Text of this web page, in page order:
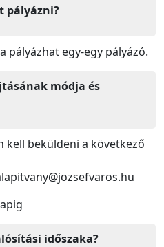
pályázni?
pályázhat egy-egy pályázó.
módja és
kell beküldeni a következő
időszaka?